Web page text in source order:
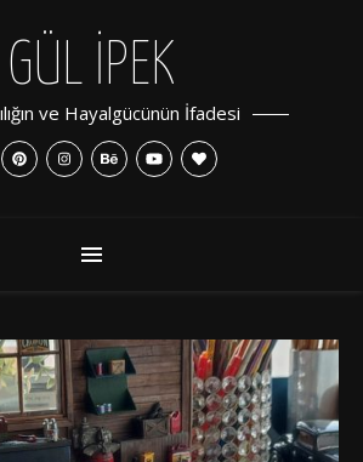
GÜL İPEK
ve Hayalgücünün İfadesi